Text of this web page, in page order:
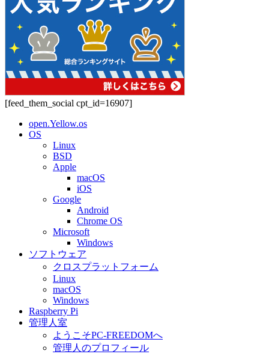
[feed_them_social cpt_id=16907]
open.Yellow.os
OS
Linux
BSD
Apple
macOS
iOS
Google
Android
Chrome OS
Microsoft
Windows
ソフトウェア
クロスプラットフォーム
Linux
macOS
Windows
Raspberry Pi
管理人室
ようこそPC-FREEDOMへ
管理人のプロフィール